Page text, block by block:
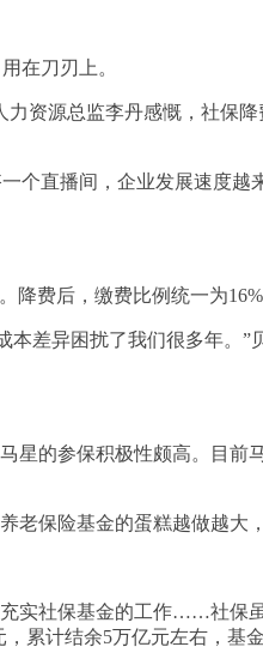
在刀刃上。
源总监李丹感慨，社保
直播间，企业发展速度越
费后，缴费比例统一为16%
异困扰了我们很多年。”
的参保积极性颇高。目前
保险基金的蛋糕越做越大
社保基金的工作……社保
累计结余5万亿元左右，基